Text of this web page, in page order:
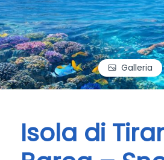
Galleria
Isola di